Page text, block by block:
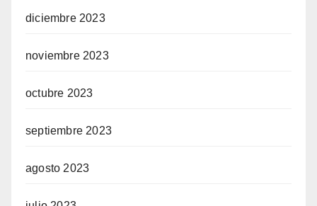
diciembre 2023
noviembre 2023
octubre 2023
septiembre 2023
agosto 2023